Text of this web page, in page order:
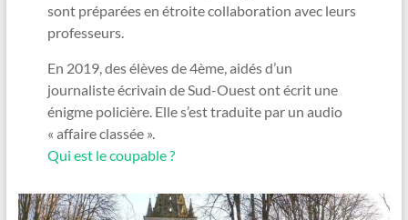
sont préparées en étroite collaboration avec leurs
professeurs.
En 2019, des élèves de 4ème, aidés d’un
journaliste écrivain de Sud-Ouest ont écrit une
énigme policière. Elle s’est traduite par un audio
« affaire classée ».
Qui est le coupable ?